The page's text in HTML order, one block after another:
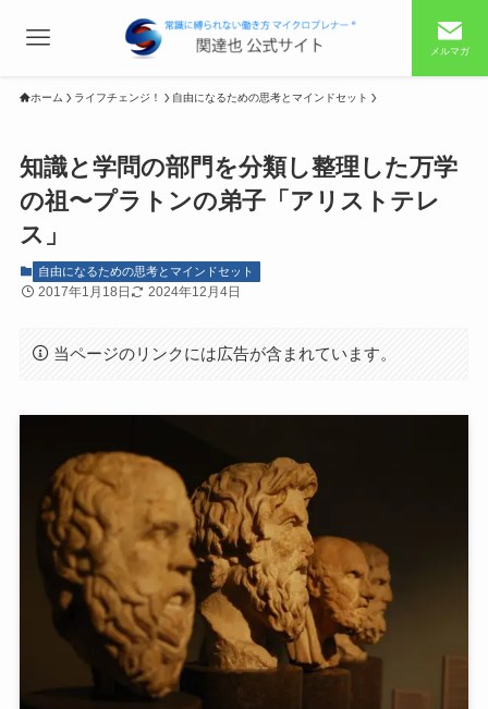
メルマガ
ホーム ライフチェンジ！ 自由になるための思考とマインドセット
知識と学問の部門を分類し整理した万学
の祖〜プラトンの弟子「アリストテレ
ス」
自由になるための思考とマインドセット
2017年1月18日 2024年12月4日
当ページのリンクには広告が含まれています。